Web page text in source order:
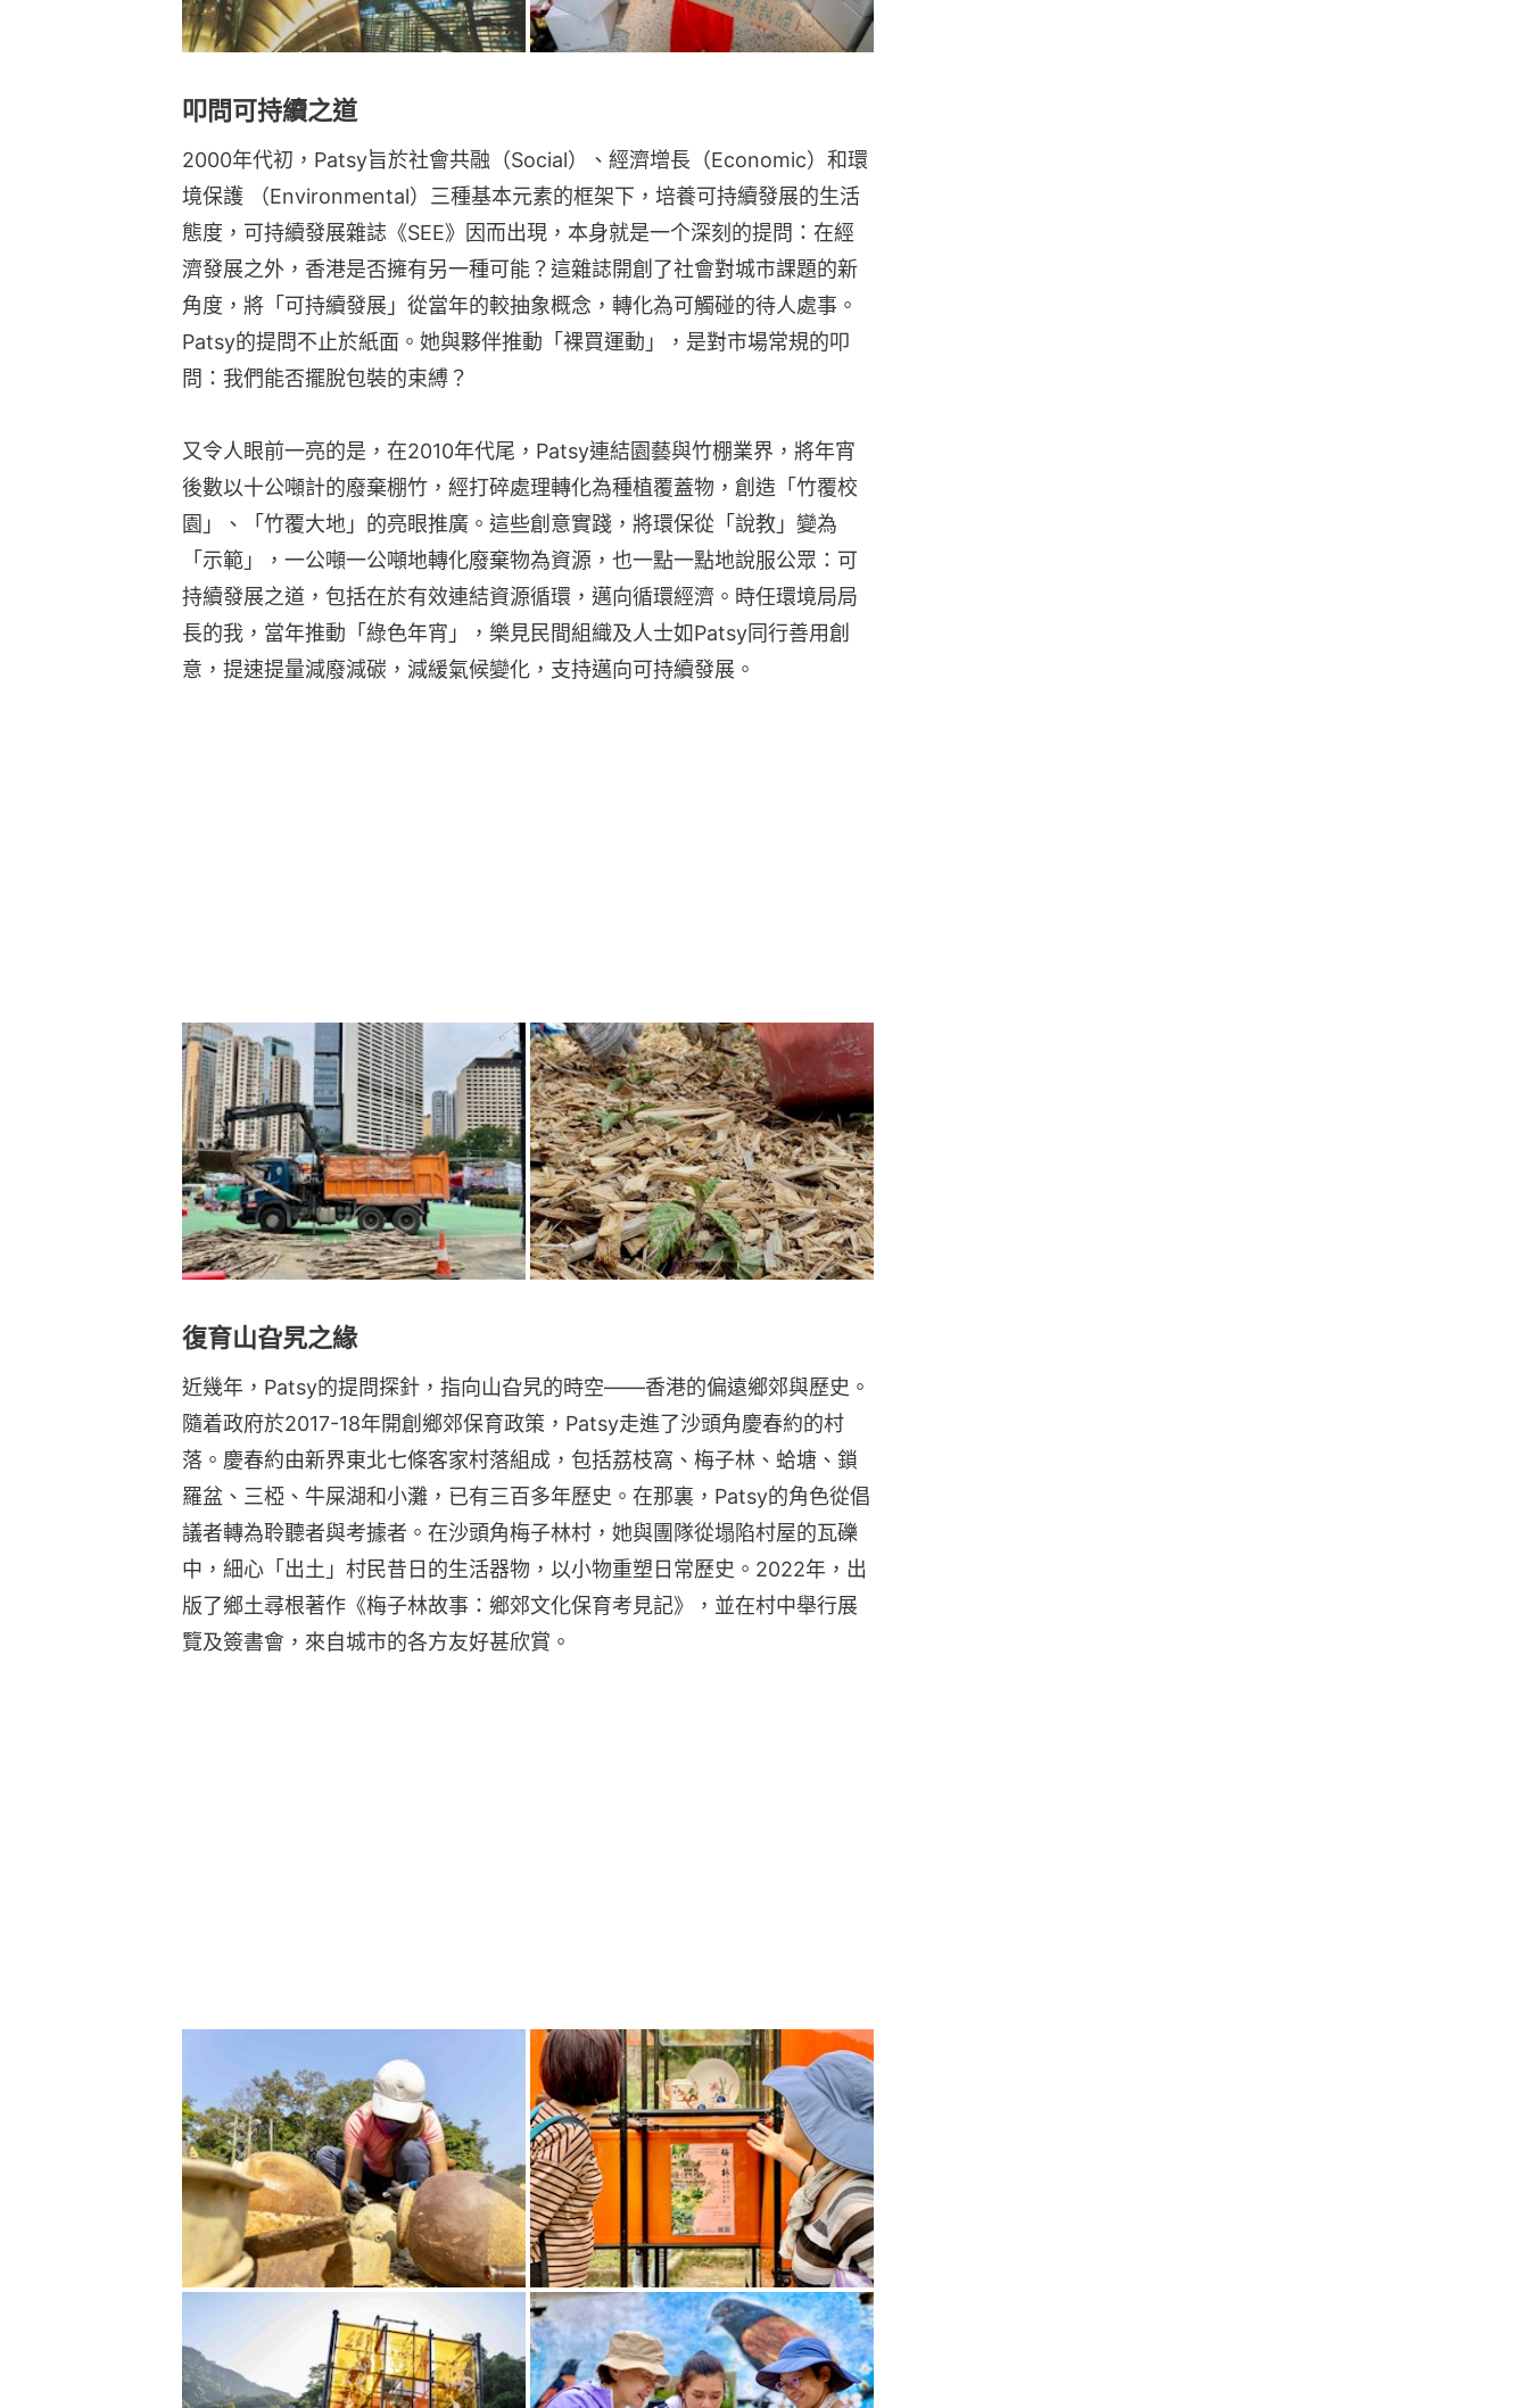
叩問可持續之道
2000年代初，Patsy旨於社會共融（Social）、經濟增長（Economic）和環
境保護 （Environmental）三種基本元素的框架下，培養可持續發展的生活
態度，可持續發展雜誌《SEE》因而出現，本身就是一个深刻的提問：在經
濟發展之外，香港是否擁有另一種可能？這雜誌開創了社會對城市課題的新
角度，將「可持續發展」從當年的較抽象概念，轉化為可觸碰的待人處事。
Patsy的提問不止於紙面。她與夥伴推動「裸買運動」，是對市場常規的叩
問：我們能否擺脫包裝的束縛？
又令人眼前一亮的是，在2010年代尾，Patsy連結園藝與竹棚業界，將年宵
後數以十公噸計的廢棄棚竹，經打碎處理轉化為種植覆蓋物，創造「竹覆校
園」、「竹覆大地」的亮眼推廣。這些創意實踐，將環保從「說教」變為
「示範」，一公噸一公噸地轉化廢棄物為資源，也一點一點地說服公眾：可
持續發展之道，包括在於有效連結資源循環，邁向循環經濟。時任環境局局
長的我，當年推動「綠色年宵」，樂見民間組織及人士如Patsy同行善用創
意，提速提量減廢減碳，減緩氣候變化，支持邁向可持續發展。
復育山旮旯之緣
近幾年，Patsy的提問探針，指向山旮旯的時空——香港的偏遠鄉郊與歷史。
隨着政府於2017-18年開創鄉郊保育政策，Patsy走進了沙頭角慶春約的村
落。慶春約由新界東北七條客家村落組成，包括荔枝窩、梅子林、蛤塘、鎖
羅盆、三椏、牛屎湖和小灘，已有三百多年歷史。在那裏，Patsy的角色從倡
議者轉為聆聽者與考據者。在沙頭角梅子林村，她與團隊從塌陷村屋的瓦礫
中，細心「出土」村民昔日的生活器物，以小物重塑日常歷史。2022年，出
版了鄉土尋根著作《梅子林故事：鄉郊文化保育考見記》，並在村中舉行展
覽及簽書會，來自城市的各方友好甚欣賞。